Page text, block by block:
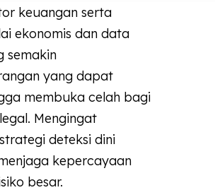
keuangan serta
ekonomis dan data
semakin
yang dapat
membuka celah bagi
Mengingat
deteksi dini
kepercayaan
besar.